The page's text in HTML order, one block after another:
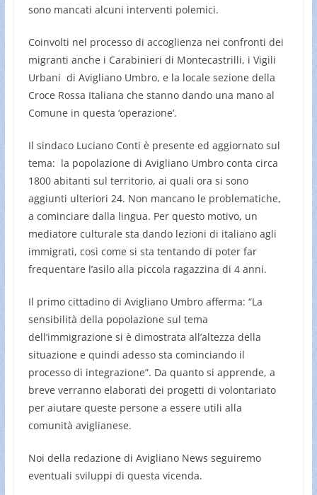
sono mancati alcuni interventi polemici.
Coinvolti nel processo di accoglienza nei confronti dei
migranti anche i Carabinieri di Montecastrilli, i Vigili
Urbani di Avigliano Umbro, e la locale sezione della
Croce Rossa Italiana che stanno dando una mano al
Comune in questa ‘operazione’.
Il sindaco Luciano Conti è presente ed aggiornato sul
tema: la popolazione di Avigliano Umbro conta circa
1800 abitanti sul territorio, ai quali ora si sono
aggiunti ulteriori 24. Non mancano le problematiche,
a cominciare dalla lingua. Per questo motivo, un
mediatore culturale sta dando lezioni di italiano agli
immigrati, così come si sta tentando di poter far
frequentare l’asilo alla piccola ragazzina di 4 anni.
Il primo cittadino di Avigliano Umbro afferma: “La
sensibilità della popolazione sul tema
dell’immigrazione si è dimostrata all’altezza della
situazione e quindi adesso sta cominciando il
processo di integrazione”. Da quanto si apprende, a
breve verranno elaborati dei progetti di volontariato
per aiutare queste persone a essere utili alla
comunità aviglianese.
Noi della redazione di Avigliano News seguiremo
eventuali sviluppi di questa vicenda.